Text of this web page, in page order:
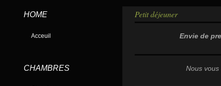
HOME
Acceuil
CHAMBRES
Petit déjeuner
Envie de
Nous